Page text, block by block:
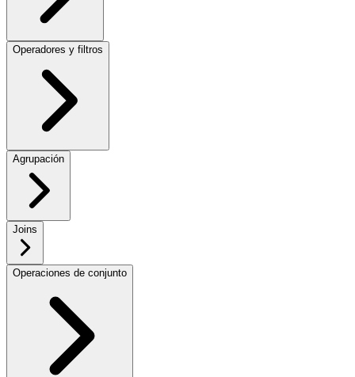
Operadores y filtros
Agrupación
Joins
Operaciones de conjunto